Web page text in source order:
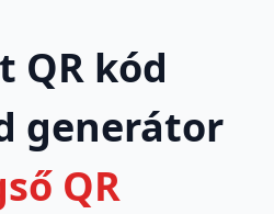
QR kód
generátor
QR